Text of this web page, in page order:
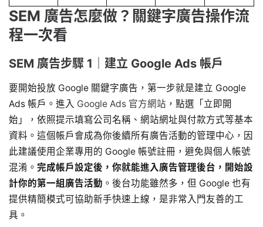
SEM 廣告怎麼做？關鍵字廣告操作流
程一次看
SEM 廣告步驟 1｜建立 Google Ads 帳戶
要開始投放 Google 關鍵字廣告，第一步就是建立 Google
Ads 帳戶。進入 Google Ads 官方網站 ，點選「立即開
始」，依照提示填寫公司名稱、網站網址與付款方式等基本
資料。這個帳戶會成為你後續所有廣告活動的管理中心，因
此建議使用企業專用的 Google 帳號註冊，避免與個人帳號
混淆。 完成帳戶設定後，你就能進入廣告管理後台，開始設
計你的第一組廣告活動 。後台功能雖然多，但 Google 也有
提供精簡模式可協助新手快速上線，是非常入門友善的工
具。